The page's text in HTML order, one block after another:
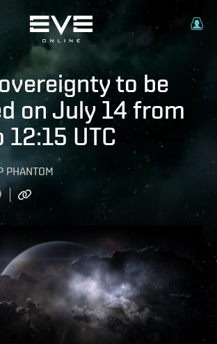
to be
on July 14 from
UTC
PHANTOM